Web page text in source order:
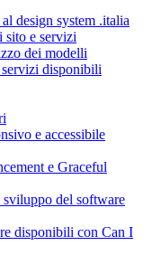
design system .italia
sito e servizi
dei modelli
disponibili
e accessibile
e Graceful
del software
disponibili con Can I